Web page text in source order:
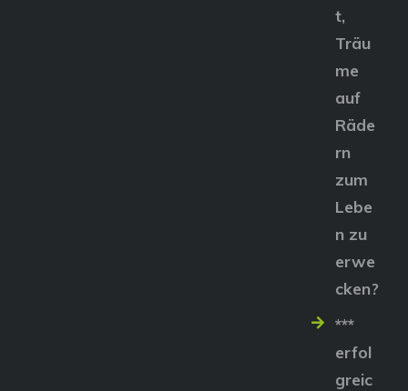
t,
Träu
me
auf
Räde
rn
zum
Lebe
n zu
erwe
cken?
***
erfol
greic